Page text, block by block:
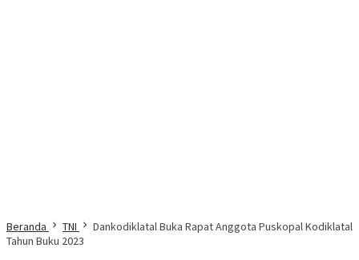
Beranda TNI
Dankodiklatal Buka Rapat Anggota Puskopal Kodiklatal
Tahun Buku 2023